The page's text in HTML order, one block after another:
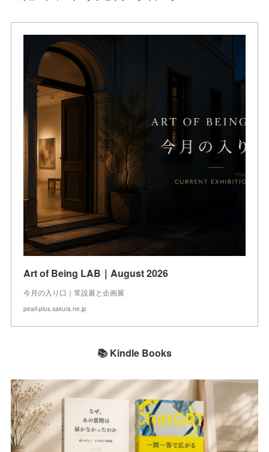
Art of Being LAB｜August 2026
今月の入り口｜常設展と企画展
pearl-plus.sakura.ne.jp
📚 Kindle Books